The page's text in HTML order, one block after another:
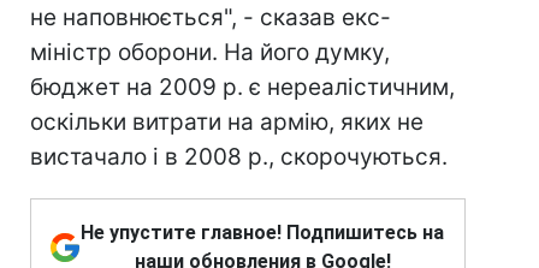
не наповнюється", - сказав екс-
міністр оборони. На його думку,
бюджет на 2009 р. є нереалістичним,
оскільки витрати на армію, яких не
вистачало і в 2008 р., скорочуються.
Не упустите главное! Подпишитесь на
наши обновления в Google!